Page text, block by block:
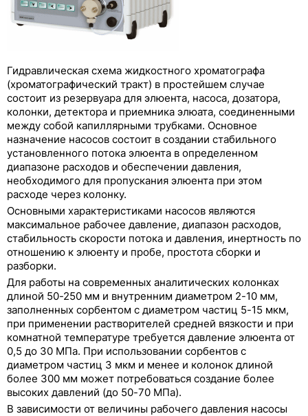
Гидравлическая схема жидкостного хроматографа
(хроматографический тракт) в простейшем случае
состоит из резервуара для элюента, насоса, дозатора,
колонки, детектора и приемника элюата, соединенными
между собой капиллярными трубками. Основное
назначение насосов состоит в создании стабильного
установленного потока элюента в определенном
диапазоне расходов и обеспечении давления,
необходимого для пропускания элюента при этом
расходе через колонку.
Основными характеристиками насосов являются
максимальное рабочее давление, диапазон расходов,
стабильность скорости потока и давления, инертность по
отношению к элюенту и пробе, простота сборки и
разборки.
Для работы на современных аналитических колонках
длиной 50-250 мм и внутренним диаметром 2-10 мм,
заполненных сорбентом с диаметром частиц 5-15 мкм,
при применении растворителей средней вязкости и при
комнатной температуре требуется давление элюента от
0,5 до 30 МПа. При использовании сорбентов с
диаметром частиц 3 мкм и менее и колонок длиной
более 300 мм может потребоваться создание более
высоких давлений (до 50-70 МПа).
В зависимости от величины рабочего давления насосы
Хроматографические параметры
Жидкостная хроматография
Хроматограф жидкостный
Насосы
Система ввода пробы
Системы термостатирования
Детекторы
Хроматографическая колонка
Свойства некоторых химических веществ и
соединений